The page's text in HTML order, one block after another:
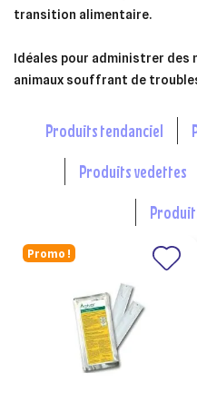
transition alimentaire.
Idéales pour administrer des
animaux souffrant de
produits tendanciel
produits vedettes
Promo !